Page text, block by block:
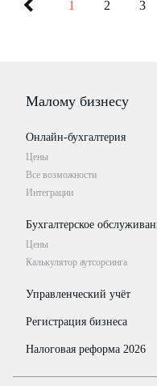
1
2 3
Малому бизнесу
Онлайн-бухгалтерия
Цены
Все возможности
Интеграции
Бухгалтерское
Цены
Калькулятор аутсорсинга
Управленческий учёт
Регистрация бизнеса
Налоговая реформа 2026